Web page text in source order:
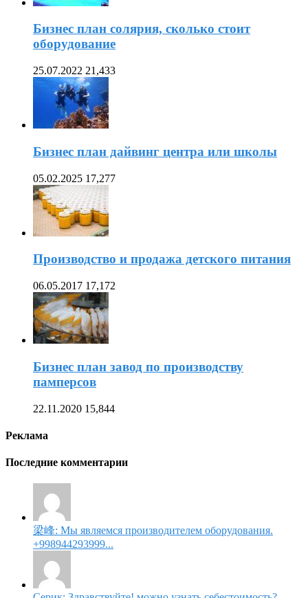
Бизнес план солярия, сколько стоит
оборудование
25.07.2022 21,433
Бизнес план дайвинг центра или школы
05.02.2025 17,277
Производство и продажа детского питания
06.05.2017 17,172
Бизнес план завод по производству
памперсов
22.11.2020 15,844
Реклама
Последние комментарии
梁峰: Мы являемся производителем оборудования.
+998944293999...